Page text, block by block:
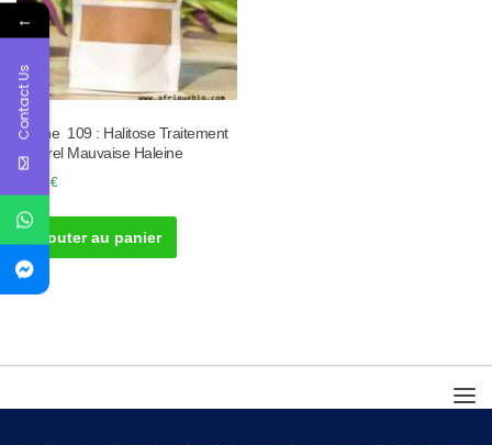
Tisane 109 : Halitose Traitement
Naturel Mauvaise Haleine
50.00€
Ajouter au panier
←
Contact Us